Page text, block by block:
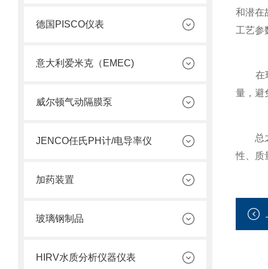
德国PISCO仪表
意大利爱米克（EMEC)
威尔顿气动隔膜泵
JENCO任氏PH计/电导率仪
加药装置
玻璃钢制品
HIRV水质分析仪器仪表
和潜在
工艺参
在环
量，避
总之
性、质